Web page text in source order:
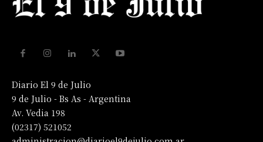
Diario El 9 de Julio
9 de Julio - Bs As - Argentina
Av. Vedia 198
(02317) 521052